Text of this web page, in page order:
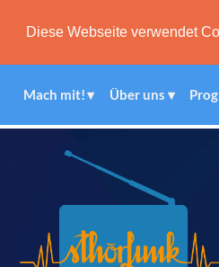
Diese Webseite verwendet
Mach mit! Über uns